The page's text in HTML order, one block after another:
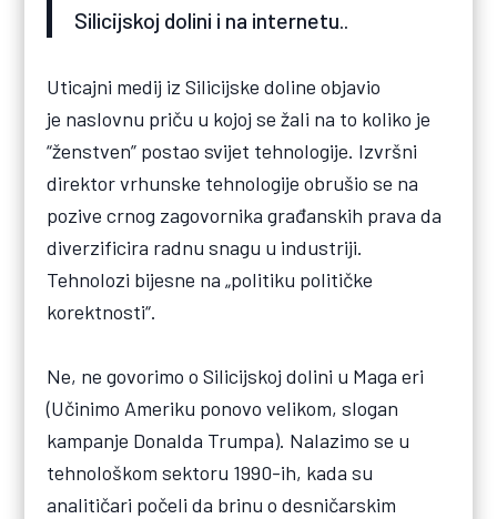
Silicijskoj dolini i na internetu..
Uticajni medij iz Silicijske doline objavio
je naslovnu priču u kojoj se žali na to koliko je
“ženstven” postao svijet tehnologije. Izvršni
direktor vrhunske tehnologije obrušio se na
pozive crnog zagovornika građanskih prava da
diverzificira radnu snagu u industriji.
Tehnolozi bijesne na „politiku političke
korektnosti“.
Ne, ne govorimo o Silicijskoj dolini u Maga eri
(Učinimo Ameriku ponovo velikom, slogan
kampanje Donalda Trumpa). Nalazimo se u
tehnološkom sektoru 1990-ih, kada su
analitičari počeli da brinu o desničarskim